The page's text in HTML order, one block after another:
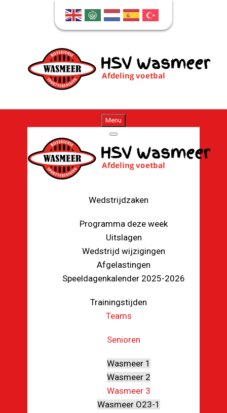
Menu
Wedstrijdzaken
Programma deze week
Uitslagen
Wedstrijd wijzigingen
Afgelastingen
Speeldagenkalender 2025-2026
Trainingstijden
Teams
Senioren
Wasmeer 1
Wasmeer 2
Wasmeer 3
Wasmeer O23-1